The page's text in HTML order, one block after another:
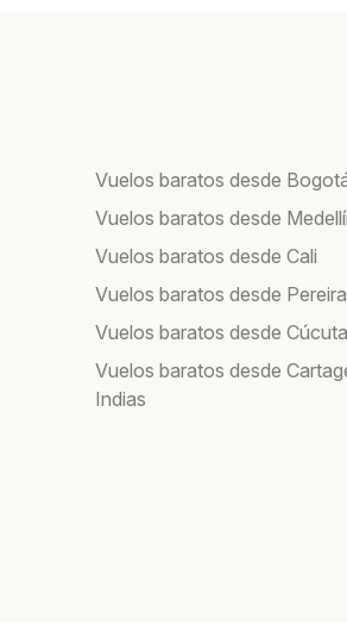
Vuelos baratos desde
Vuelos baratos desde
Vuelos baratos desde Cali
Vuelos baratos desde Pereira
Vuelos baratos desde Cúcuta
Vuelos baratos desde
Indias